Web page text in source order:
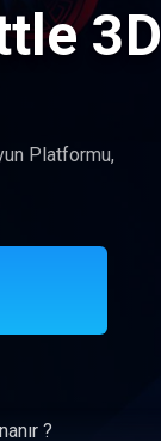
3D
Platformu,
?